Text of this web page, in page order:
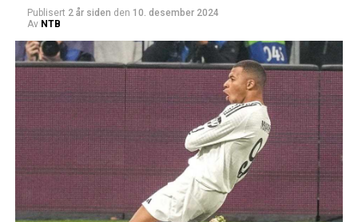
Publisert 2 år siden den 10. desember 2024
Av NTB